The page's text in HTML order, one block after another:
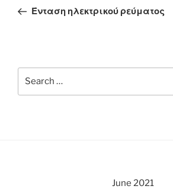
PostΈνταση ηλεκτρικού ρεύματος
June 2021